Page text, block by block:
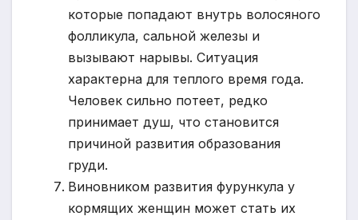
которые попадают внутрь волосяного
фолликула, сальной железы и
вызывают нарывы. Ситуация
характерна для теплого время года.
Человек сильно потеет, редко
принимает душ, что становится
причиной развития образования
груди.
Виновником развития фурункула у
кормящих женщин может стать их